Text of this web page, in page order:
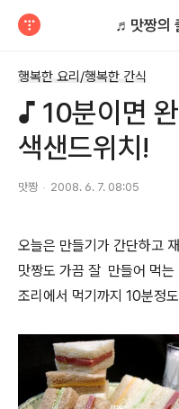
♬맛짱의
행복한 요리/행복한 간식
♪ 10분이면
색샌드위치!
맛짱 2008. 6. 7. 08:05
오늘은 만들기가 간단하고
맛짱도 가끔 잘 만들어 먹
조리에서 먹기까지 10분정